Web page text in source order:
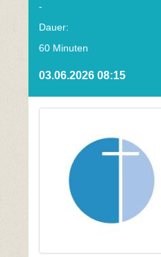
-
Dauer:
60 Minuten
03.06.2026 08:15